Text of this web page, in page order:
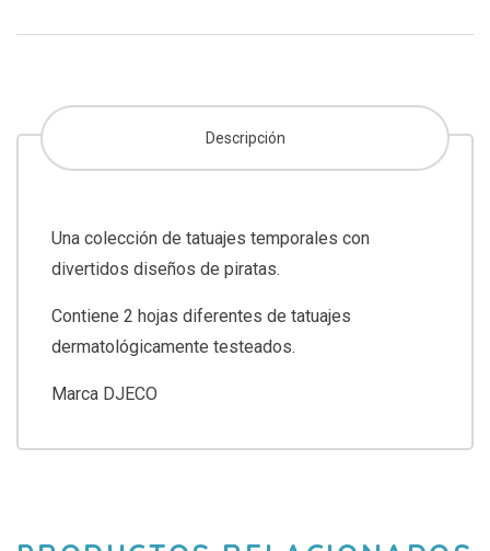
Descripción
Una colección de tatuajes temporales con
divertidos diseños de piratas.
Contiene 2 hojas diferentes de tatuajes
dermatológicamente testeados.
Marca DJECO